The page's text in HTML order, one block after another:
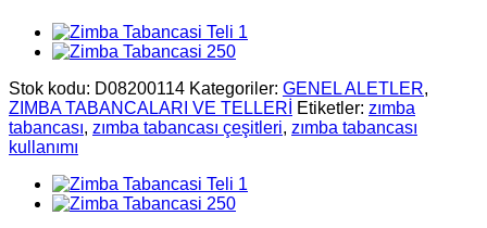
Stok kodu: D08200114 Kategoriler: GENEL ALETLER,
ZIMBA TABANCALARI VE TELLERİ
Etiketler: zımba
tabancası, zımba tabancası çeşitleri, zımba tabancası
kullanımı